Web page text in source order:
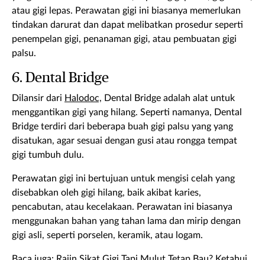
atau gigi lepas. Perawatan gigi ini biasanya memerlukan
tindakan darurat dan dapat melibatkan prosedur seperti
penempelan gigi, penanaman gigi, atau pembuatan gigi
palsu.
6. Dental Bridge
Dilansir dari Halodoc, Dental Bridge adalah alat untuk
menggantikan gigi yang hilang. Seperti namanya, Dental
Bridge terdiri dari beberapa buah gigi palsu yang yang
disatukan, agar sesuai dengan gusi atau rongga tempat
gigi tumbuh dulu.
Perawatan gigi ini bertujuan untuk mengisi celah yang
disebabkan oleh gigi hilang, baik akibat karies,
pencabutan, atau kecelakaan. Perawatan ini biasanya
menggunakan bahan yang tahan lama dan mirip dengan
gigi asli, seperti porselen, keramik, atau logam.